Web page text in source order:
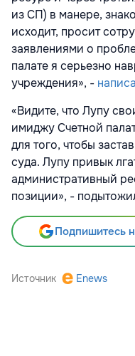
из СП) в манере,
исходит, просит
заявлениями о
палате я серьезно
учреждения», -
«Видите, что Лупу
имиджу Счетной
для того, чтобы
суда. Лупу привык
административный
позиции», -
Подпишитесь
Источник Enews